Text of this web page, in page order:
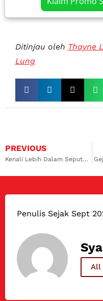
Ditinjau oleh Thayne
Lung
PREVIOUS
Kenali Lebih Dalam Seputar Ring Piston Mobil
Penulis Sejak Sept
All